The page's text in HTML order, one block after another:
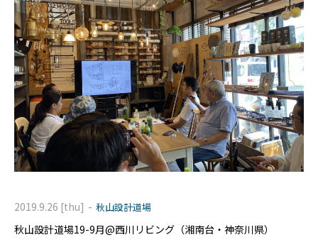
秋山設計道場19-9月@西川リビング（湘南台・神奈川県）
2019.9.26 [thu] - 秋山設計道場